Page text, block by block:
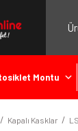
Montu
Kapalı Kasklar